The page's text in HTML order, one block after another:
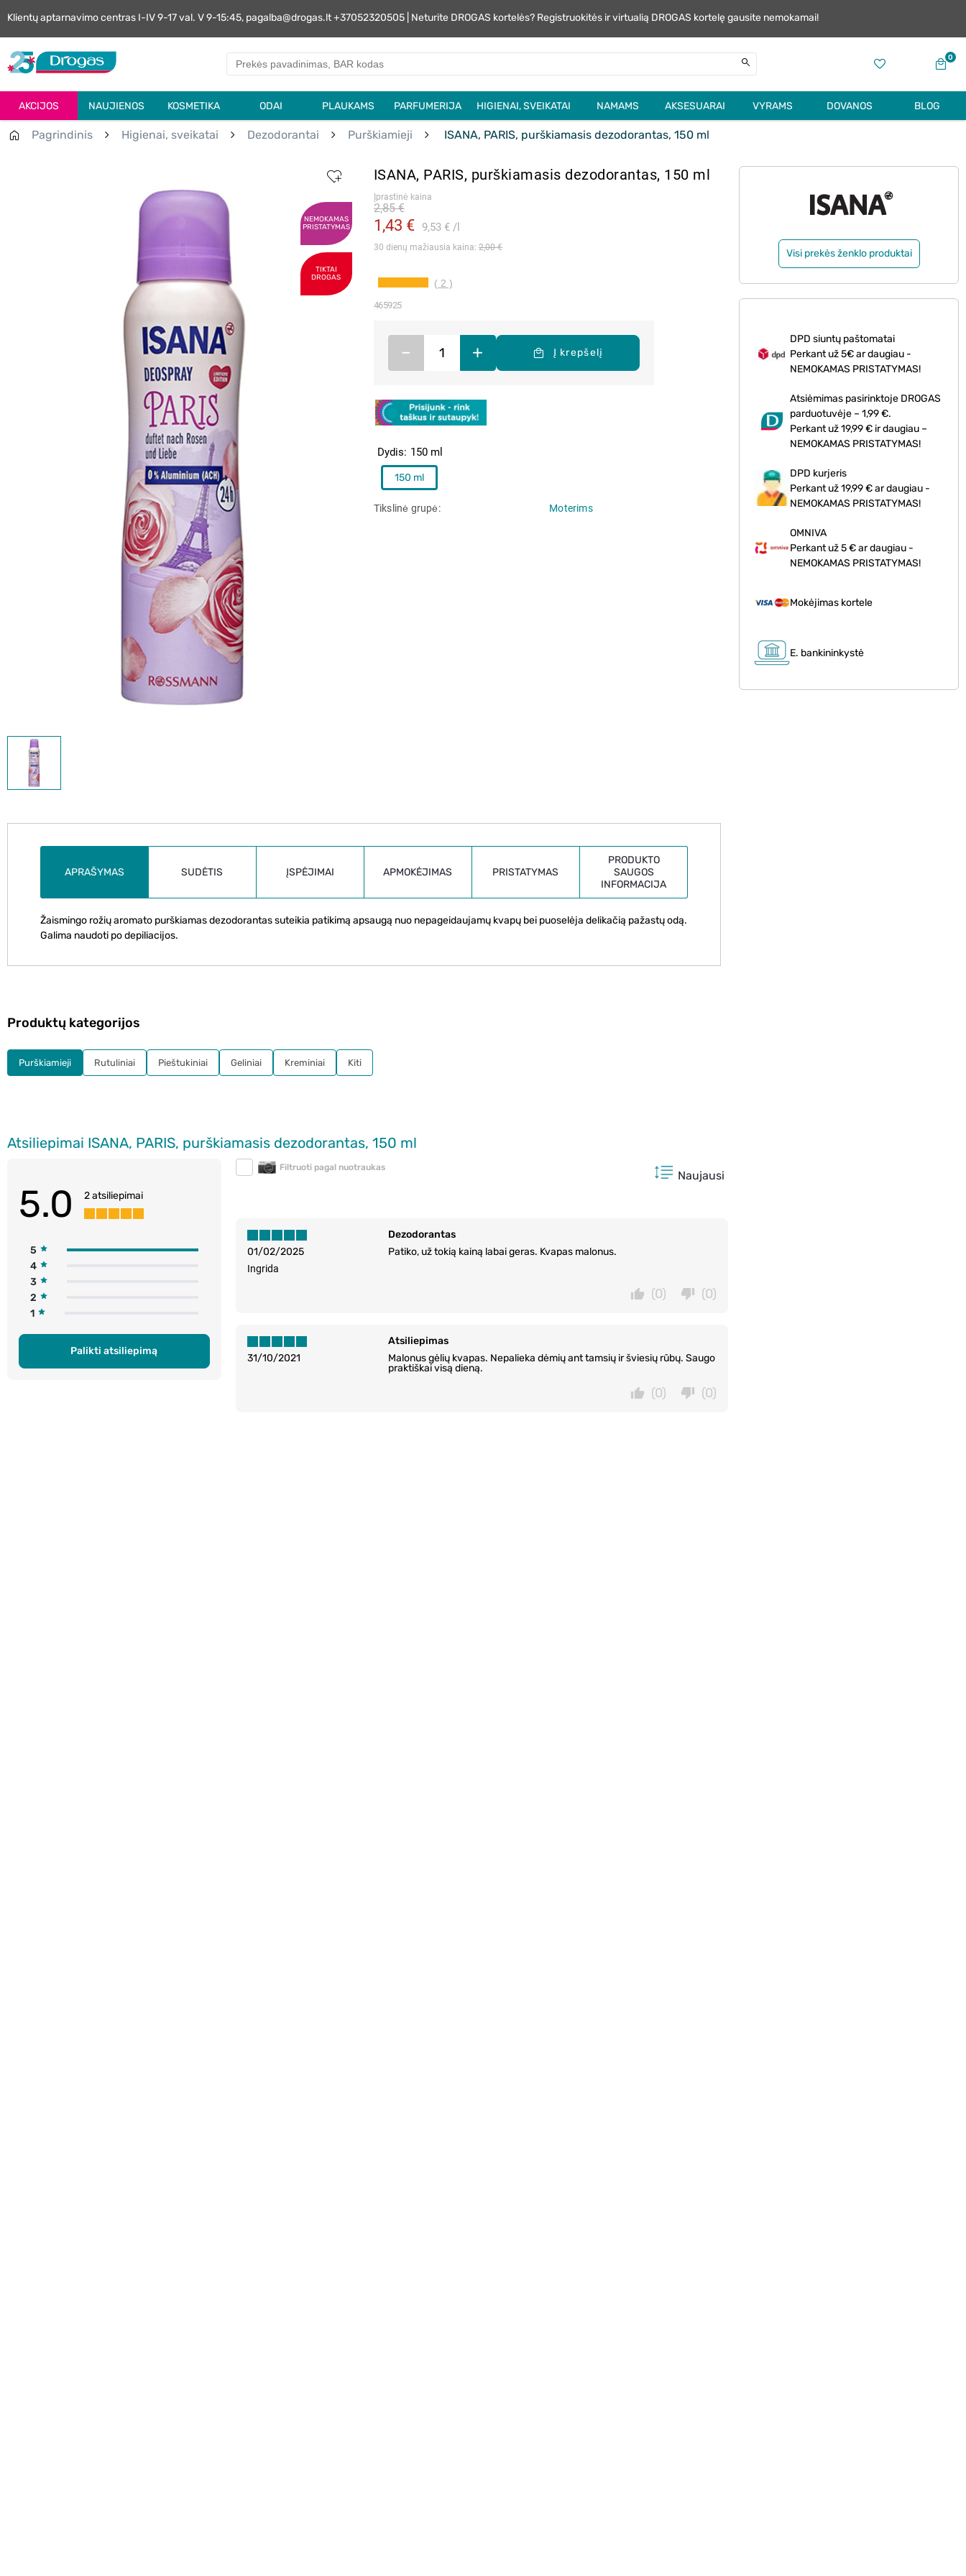
Klientų aptarnavimo centras I-IV 9-17 val. V 9-15:45, pagalba@drogas.lt +37052320505 | Neturite DROGAS kortelės? Registruokitės ir virtualią DROGAS kortelę gausite nemokamai!
0
AKCIJOS NAUJIENOS KOSMETIKA ODAI PLAUKAMS PARFUMERIJA HIGIENAI, SVEIKATAI NAMAMS AKSESUARAI VYRAMS DOVANOS BLOG
Pagrindinis Higienai, sveikatai Dezodorantai Purškiamieji ISANA, PARIS, purškiamasis dezodorantas, 150 ml
NEMOKAMAS
PRISTATYMAS
TIKTAI
DROGAS
ISANA, PARIS, purškiamasis dezodorantas, 150 ml
Įprastinė kaina
1,43 € 9,53 € l
2,85 €
30 dienų mažiausia kaina: 2,00 €
( 2 )
465925
Dydis 150 ml
150 ml
– + Į krepšelį
Tikslinė grupė Moterims
Visi prekės ženklo produktai
DPD siuntų paštomatai
Perkant už 5€ ar daugiau -
NEMOKAMAS PRISTATYMAS!
Atsiėmimas pasirinktoje DROGAS
parduotuvėje – 1,99 €.
Perkant už 19,99 € ir daugiau –
NEMOKAMAS PRISTATYMAS!
DPD kurjeris
Perkant už 19,99 € ar daugiau -
NEMOKAMAS PRISTATYMAS!
OMNIVA
Perkant už 5 € ar daugiau -
NEMOKAMAS PRISTATYMAS!
Mokėjimas kortele
E. bankininkystė
APRAŠYMAS SUDĖTIS ĮSPĖJIMAI APMOKĖJIMAS PRISTATYMAS
PRODUKTO
SAUGOS
INFORMACIJA
Žaismingo rožių aromato purškiamas dezodorantas suteikia patikimą apsaugą nuo nepageidaujamų kvapų bei puoselėja delikačią pažastų odą.
Galima naudoti po depiliacijos.
Atsiliepimai ISANA, PARIS, purškiamasis dezodorantas, 150 ml
5.0 2 atsiliepimai
5
4
3
2
1
Palikti atsiliepimą
Filtruoti pagal nuotraukas
Naujausi
01/02/2025
Dezodorantas
Patiko, už tokią kainą labai geras. Kvapas malonus.
Ingrida
(0)
(0)
31/10/2021
Atsiliepimas
Malonus gėlių kvapas. Nepalieka dėmių ant tamsių ir šviesių rūbų. Saugo
praktiškai visą dieną.
(0)
(0)
Produktų kategorijos
Purškiamieji Rutuliniai Pieštukiniai Geliniai Kreminiai Kiti